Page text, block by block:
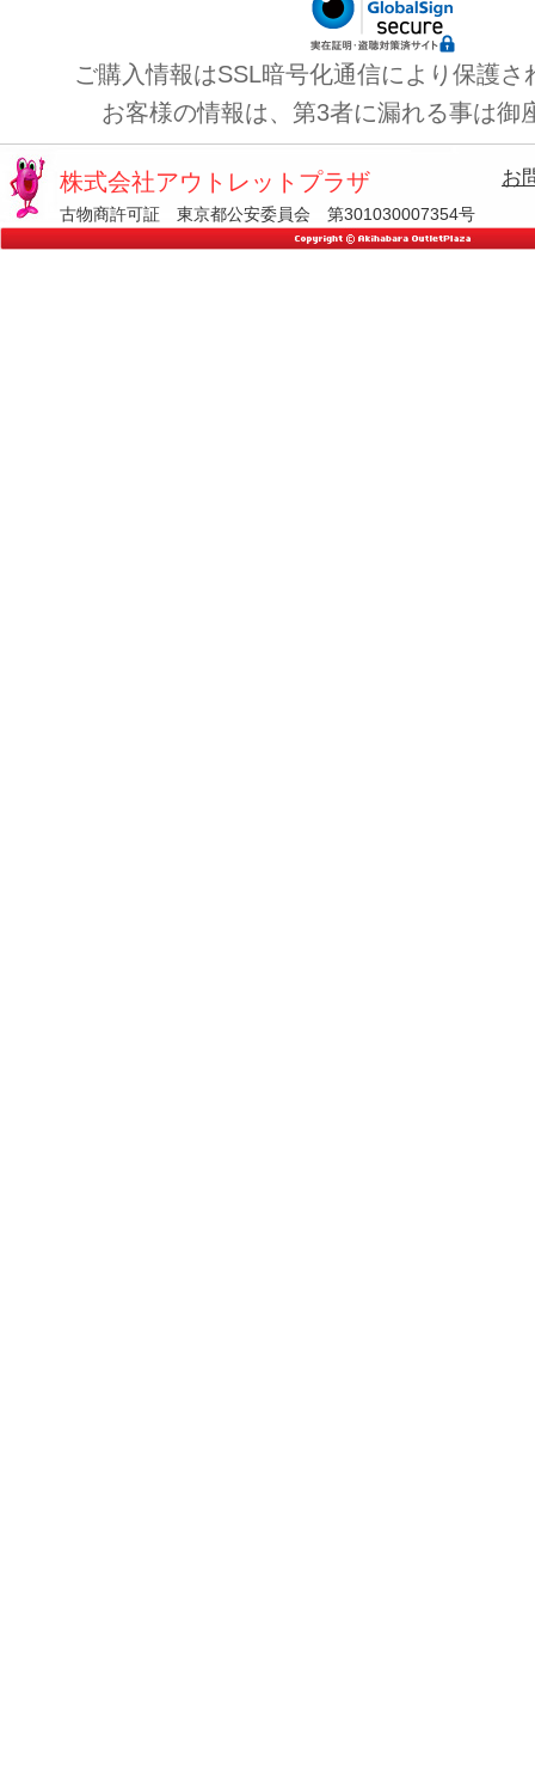
ご購入情報はSSL暗号化通信により保護さ
お客様の情報は、第3者に漏れる事は御
株式会社アウトレットプラザ
古物商許可証 東京都公安委員会 第301030007354号
お